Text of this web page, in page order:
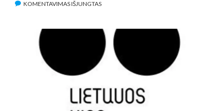
KOMENTAVIMAS IŠJUNGTASĮRAŠE
CLINE’O
BESTSELERIS
„OAZĖ:
ŽAIDIMAS
TAPO